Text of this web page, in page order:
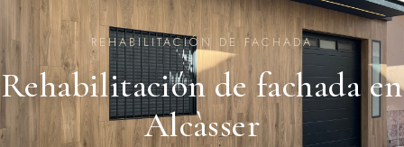
REHABILITACIÓN DE FACHADA
Rehabilitación de fachada en
Alcàsser